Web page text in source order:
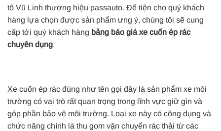
tô Vũ Linh thương hiệu passauto. Để tiện cho quý khách
hàng lựa chọn được sản phẩm ưng ý, chúng tôi sẽ cung
cấp tới quý khách hàng bảng báo giá xe cuốn ép rác
chuyên dụng.
Xe cuốn ép rác đúng như tên gọi đây là sản phẩm xe môi
trường có vai trò rất quan trọng trong lĩnh vực giữ gìn và
góp phần bảo vệ môi trường. Loại xe này có công dụng và
chức năng chính là thu gom vận chuyển rác thải từ các